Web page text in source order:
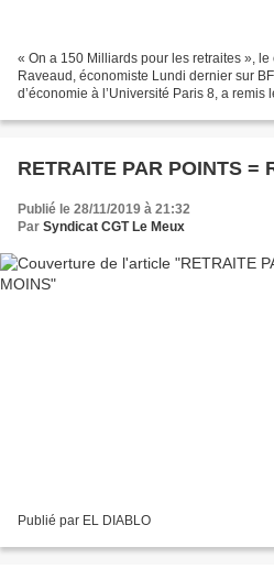
« On a 150 Milliards pour les retraites »,
Raveaud, économiste Lundi dernier sur
d’économie à l’Université Paris 8, a remis
RETRAITE PAR POINTS =
Publié le 28/11/2019 à 21:32
Par Syndicat CGT Le Meux
Publié par EL DIABLO